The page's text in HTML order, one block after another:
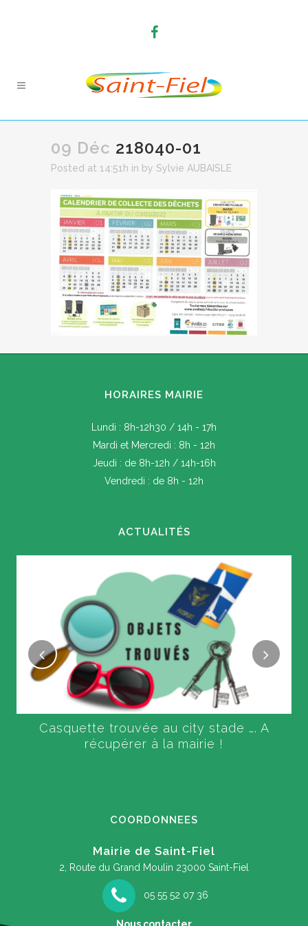
09 Déc 218040-01
Posted at 14:51h in by Sylvie AUBAISLE
HORAIRES MAIRIE
Lundi : 8h-12h30 / 14h - 17h
Mardi et Mercredi : 8h - 12h
Jeudi : de 8h-12h / 14h-16h
Vendredi : de 8h - 12h
ACTUALITÉS
Casquette trouvée au city stade …. A
récupérer à la mairie !
COORDONNEES
Mairie de Saint-Fiel
2, Route du Grand Moulin 23000 Saint-Fiel
05 55 52 07 36